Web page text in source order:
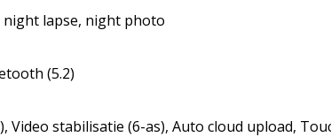
night lapse, night photo
(5.2)
stabilisatie (6-as), Auto cloud upload,